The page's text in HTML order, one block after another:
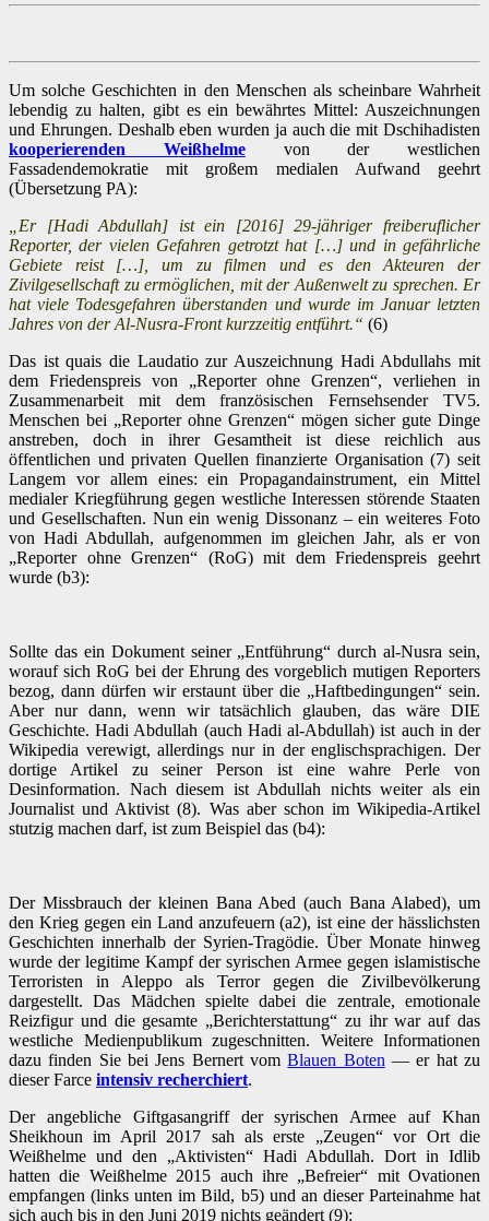
Um solche Geschichten in den Menschen als scheinbare Wahrheit
lebendig zu halten, gibt es ein bewährtes Mittel: Auszeichnungen
und Ehrungen. Deshalb eben wurden ja auch die mit Dschihadisten
kooperierenden Weißhelmevon der westlichen
Fassadendemokratie mit großem medialen Aufwand geehrt
(Übersetzung PA):
„Er [Hadi Abdullah] ist ein [2016] 29-jähriger freiberuflicher
Reporter, der vielen Gefahren getrotzt hat […] und in gefährliche
Gebiete reist […], um zu filmen und es den Akteuren der
Zivilgesellschaft zu ermöglichen, mit der Außenwelt zu sprechen. Er
hat viele Todesgefahren überstanden und wurde im Januar letzten
Jahres von der Al-Nusra-Front kurzzeitig entführt.“ (6)
Das ist quais die Laudatio zur Auszeichnung Hadi Abdullahs mit
dem Friedenspreis von „Reporter ohne Grenzen“, verliehen in
Zusammenarbeit mit dem französischen Fernsehsender TV5.
Menschen bei „Reporter ohne Grenzen“ mögen sicher gute Dinge
anstreben, doch in ihrer Gesamtheit ist diese reichlich aus
öffentlichen und privaten Quellen finanzierte Organisation (7) seit
Langem vor allem eines: ein Propagandainstrument, ein Mittel
medialer Kriegführung gegen westliche Interessen störende Staaten
und Gesellschaften. Nun ein wenig Dissonanz – ein weiteres Foto
von Hadi Abdullah, aufgenommen im gleichen Jahr, als er von
„Reporter ohne Grenzen“ (RoG) mit dem Friedenspreis geehrt
wurde (b3):
Sollte das ein Dokument seiner „Entführung“ durch al-Nusra sein,
worauf sich RoG bei der Ehrung des vorgeblich mutigen Reporters
bezog, dann dürfen wir erstaunt über die „Haftbedingungen“ sein.
Aber nur dann, wenn wir tatsächlich glauben, das wäre DIE
Geschichte. Hadi Abdullah (auch Hadi al-Abdullah) ist auch in der
Wikipedia verewigt, allerdings nur in der englischsprachigen. Der
dortige Artikel zu seiner Person ist eine wahre Perle von
Desinformation. Nach diesem ist Abdullah nichts weiter als ein
Journalist und Aktivist (8). Was aber schon im Wikipedia-Artikel
stutzig machen darf, ist zum Beispiel das (b4):
Der Missbrauch der kleinen Bana Abed (auch Bana Alabed), um
den Krieg gegen ein Land anzufeuern (a2), ist eine der hässlichsten
Geschichten innerhalb der Syrien-Tragödie. Über Monate hinweg
wurde der legitime Kampf der syrischen Armee gegen islamistische
Terroristen in Aleppo als Terror gegen die Zivilbevölkerung
dargestellt. Das Mädchen spielte dabei die zentrale, emotionale
Reizfigur und die gesamte „Berichterstattung“ zu ihr war auf das
westliche Medienpublikum zugeschnitten. Weitere Informationen
dazu finden Sie bei Jens Bernert vomBlauen Boten— er hat zu
dieser Farce intensiv recherchiert.
Der angebliche Giftgasangriff der syrischen Armee auf Khan
Sheikhoun im April 2017 sah als erste „Zeugen“ vor Ort die
Weißhelme und den „Aktivisten“ Hadi Abdullah. Dort in Idlib
hatten die Weißhelme 2015 auch ihre „Befreier“ mit Ovationen
empfangen (links unten im Bild, b5) und an dieser Parteinahme hat
sich auch bis in den Juni 2019 nichts geändert (9):